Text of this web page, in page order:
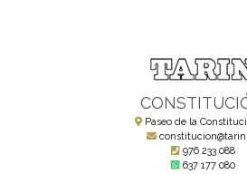
Paseo de la
976 233 088
637 177 080